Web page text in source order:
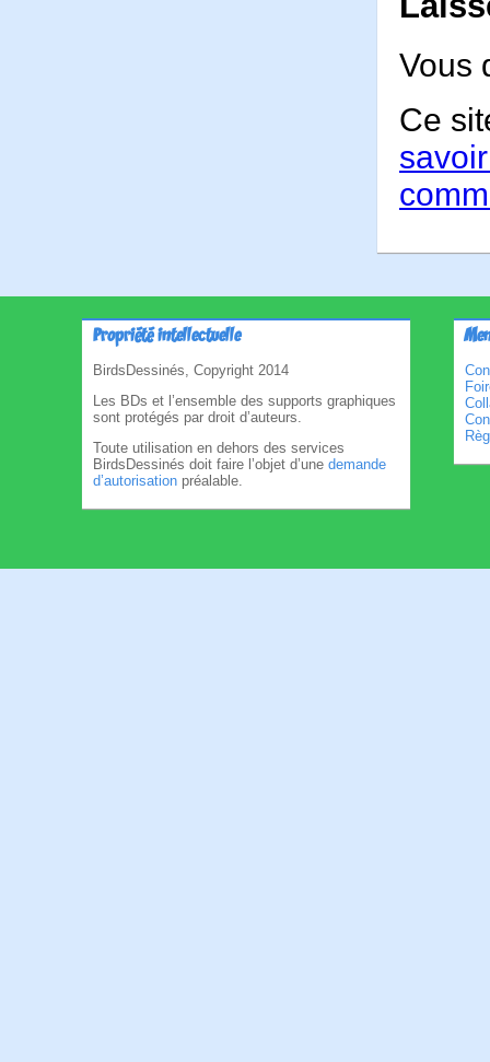
Vous
Ce
Propriété intellectuelle
BirdsDessinés, Copyright 2014
Les BDs et l’ensemble des supports graphiques
sont protégés par droit d’auteurs.
Toute utilisation en dehors des services
BirdsDessinés doit faire l’objet d’une demande
d’autorisation préalable.